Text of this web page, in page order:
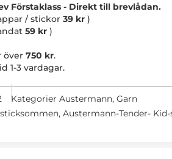
Förstaklass - Direkt till brevlådan.
/ stickor39 kr )
59 kr )
över750 kr.
1-3 vardagar.
Kategorier Austermann,Garn
,Austermann-Tender-